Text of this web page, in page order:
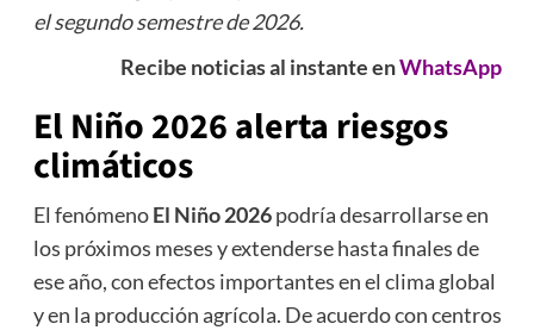
el segundo semestre de 2026.
Recibe noticias al instante enWhatsApp
El Niño 2026 alerta riesgos
climáticos
El fenómenoEl Niño 2026podría desarrollarse en
los próximos meses y extenderse hasta finales de
ese año, con efectos importantes en el clima global
y en la producción agrícola. De acuerdo con centros